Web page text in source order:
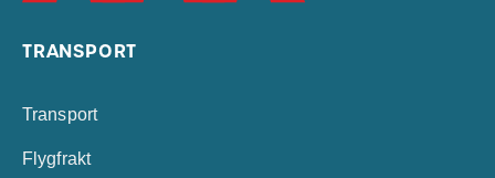
TRANSPORT
Transport
Flygfrakt